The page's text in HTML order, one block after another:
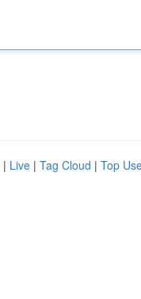
| Live | Tag Cloud | Top